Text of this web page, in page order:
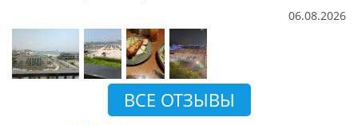
06.08.2026
ВСЕ ОТЗЫВЫ